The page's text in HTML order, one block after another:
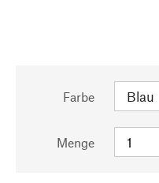
Farbe
Menge